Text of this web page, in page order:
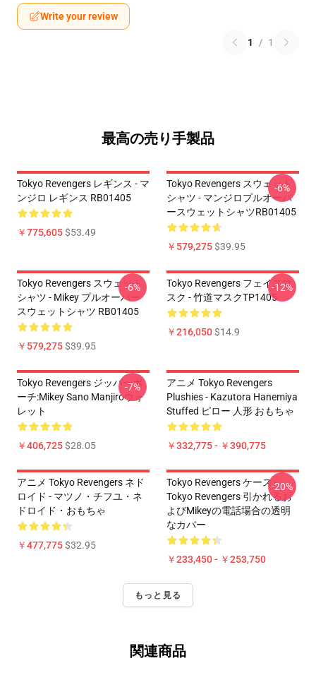
Write your review
1 / 1
最高の売り手製品
Tokyo Revengers レギンス - マ
ンジロ レギンス RB01405
￥775,605$53.49
Tokyo Revengers スウェット
シャツ - マンジロプルオーバ
ースウェットシャツRB01405
￥579,275$39.95
-6%
Tokyo Revengers スウェット
シャツ - Mikey プルオーバー
スウェットシャツ RB01405
￥579,275$39.95
-6%
Tokyo Revengers フェイスマ
スク - 竹道マスクTP1405
￥216,050$14.9
-12%
Tokyo Revengers ジッパーポ
ーチ:Mikey Sano Manjiroウォ
レット
￥406,725$28.05
-7%
アニメ Tokyo Revengers
Plushies - Kazutora Hanemiya
Stuffed ピロー 人形 おもちゃ
￥332,775 - ￥390,775
アニメ Tokyo Revengers ネド
ロイド - マツノ・チフユ・ネ
ドロイド・おもちゃ
￥477,775$32.95
Tokyo Revengers ケース -
Tokyo Revengers 引かれるお
よびMikeyの電話場合の透明
なカバー
￥233,450 - ￥253,750
-20%
もっと見る
関連商品